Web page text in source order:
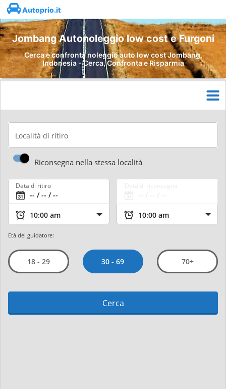
Autoprio.it
Jombang Autonoleggio low cost e Furgoni
Cerca e confronta noleggio auto low cost Jombang,
Indonesia - Cerca, Confronta e Risparmia
Località di ritiro
Riconsegna nella stessa località
Data di ritiro
Età del guidatore:
18 - 29 30 - 69 70+
Cerca